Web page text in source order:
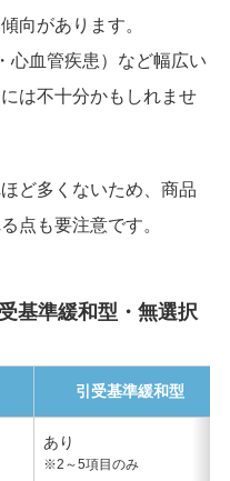
向があります。
心血管疾患）など幅広い
は不十分かもしれませ
ど多くないため、商品
点も要注意です。
基準緩和型・無選択
引受基準緩和型
あり
※2～5項目のみ